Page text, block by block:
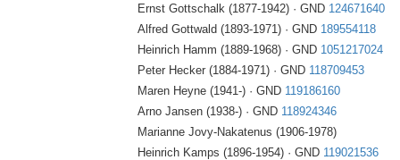
Ernst Gottschalk (1877-1942) · GND 124671640
Alfred Gottwald (1893-1971) · GND 189554118
Heinrich Hamm (1889-1968) · GND 1051217024
Peter Hecker (1884-1971) · GND 118709453
Maren Heyne (1941-) · GND 119186160
Arno Jansen (1938-) · GND 118924346
Marianne Jovy-Nakatenus (1906-1978)
Heinrich Kamps (1896-1954) · GND 119021536